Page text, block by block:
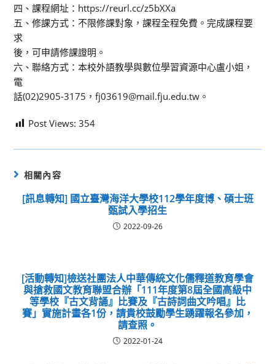
四、課程網址：https://reurl.cc/z5bXXa
五、修課方式：不限修課對象，課程全程免費。完成課程要
求
後，可申請修課證明。
六、聯絡方式：本校外語教學與數位學習資源中心盧小姐，
電
話(02)2905-3175，fj03619@mail.fju.edu.tw。
Post Views: 354
相關內容
[訊息轉知] 國立臺灣海洋大學校112學年度博、碩士班
甄試入學招生
2022-09-26
[活動轉知]檢送社團法人中華傳統文化儒釋道教育學會
與搶救國文教育聯盟合辦「111年度第8屆全國高級中
等學校『古文背誦』比賽及『古詩詞曲文吟唱』比
賽」實施計畫各1份，請貴校鼓勵學生踴躍報名參加，
請查照。
2022-01-24